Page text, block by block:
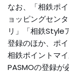
なお、「相鉄ポ
ョッピングセン
リ」「相鉄Style
登録のほか、ポ
相鉄ポイントマ
PASMOの登録が